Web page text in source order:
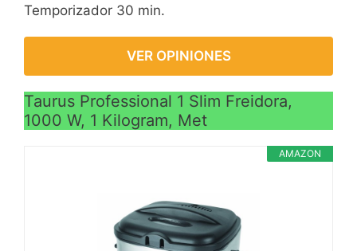
Temporizador 30 min.
VER OPINIONES
Taurus Professional 1 Slim Freidora,
1000 W, 1 Kilogram, Met
AMAZON